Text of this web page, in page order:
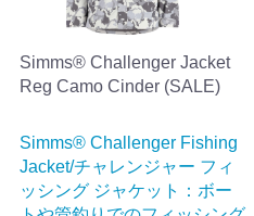
Simms® Challenger Jacket
Reg Camo Cinder (SALE)
Simms® Challenger Fishing
Jacket/チャレンジャー フィ
ッシング ジャケット：ボー